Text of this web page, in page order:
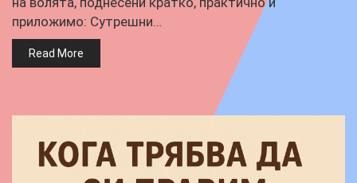
приложимо: Сутрешни…
Read More